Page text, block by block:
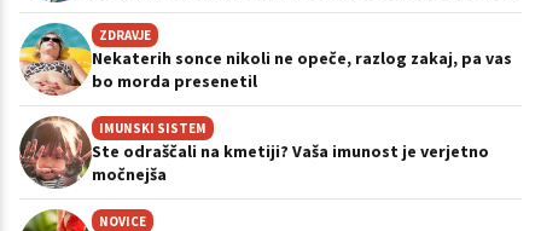
ZDRAVJE
Nekaterih sonce nikoli ne opeče, razlog zakaj, pa vas
bo morda presenetil
IMUNSKI SISTEM
Ste odraščali na kmetiji? Vaša imunost je verjetno
močnejša
NOVICE